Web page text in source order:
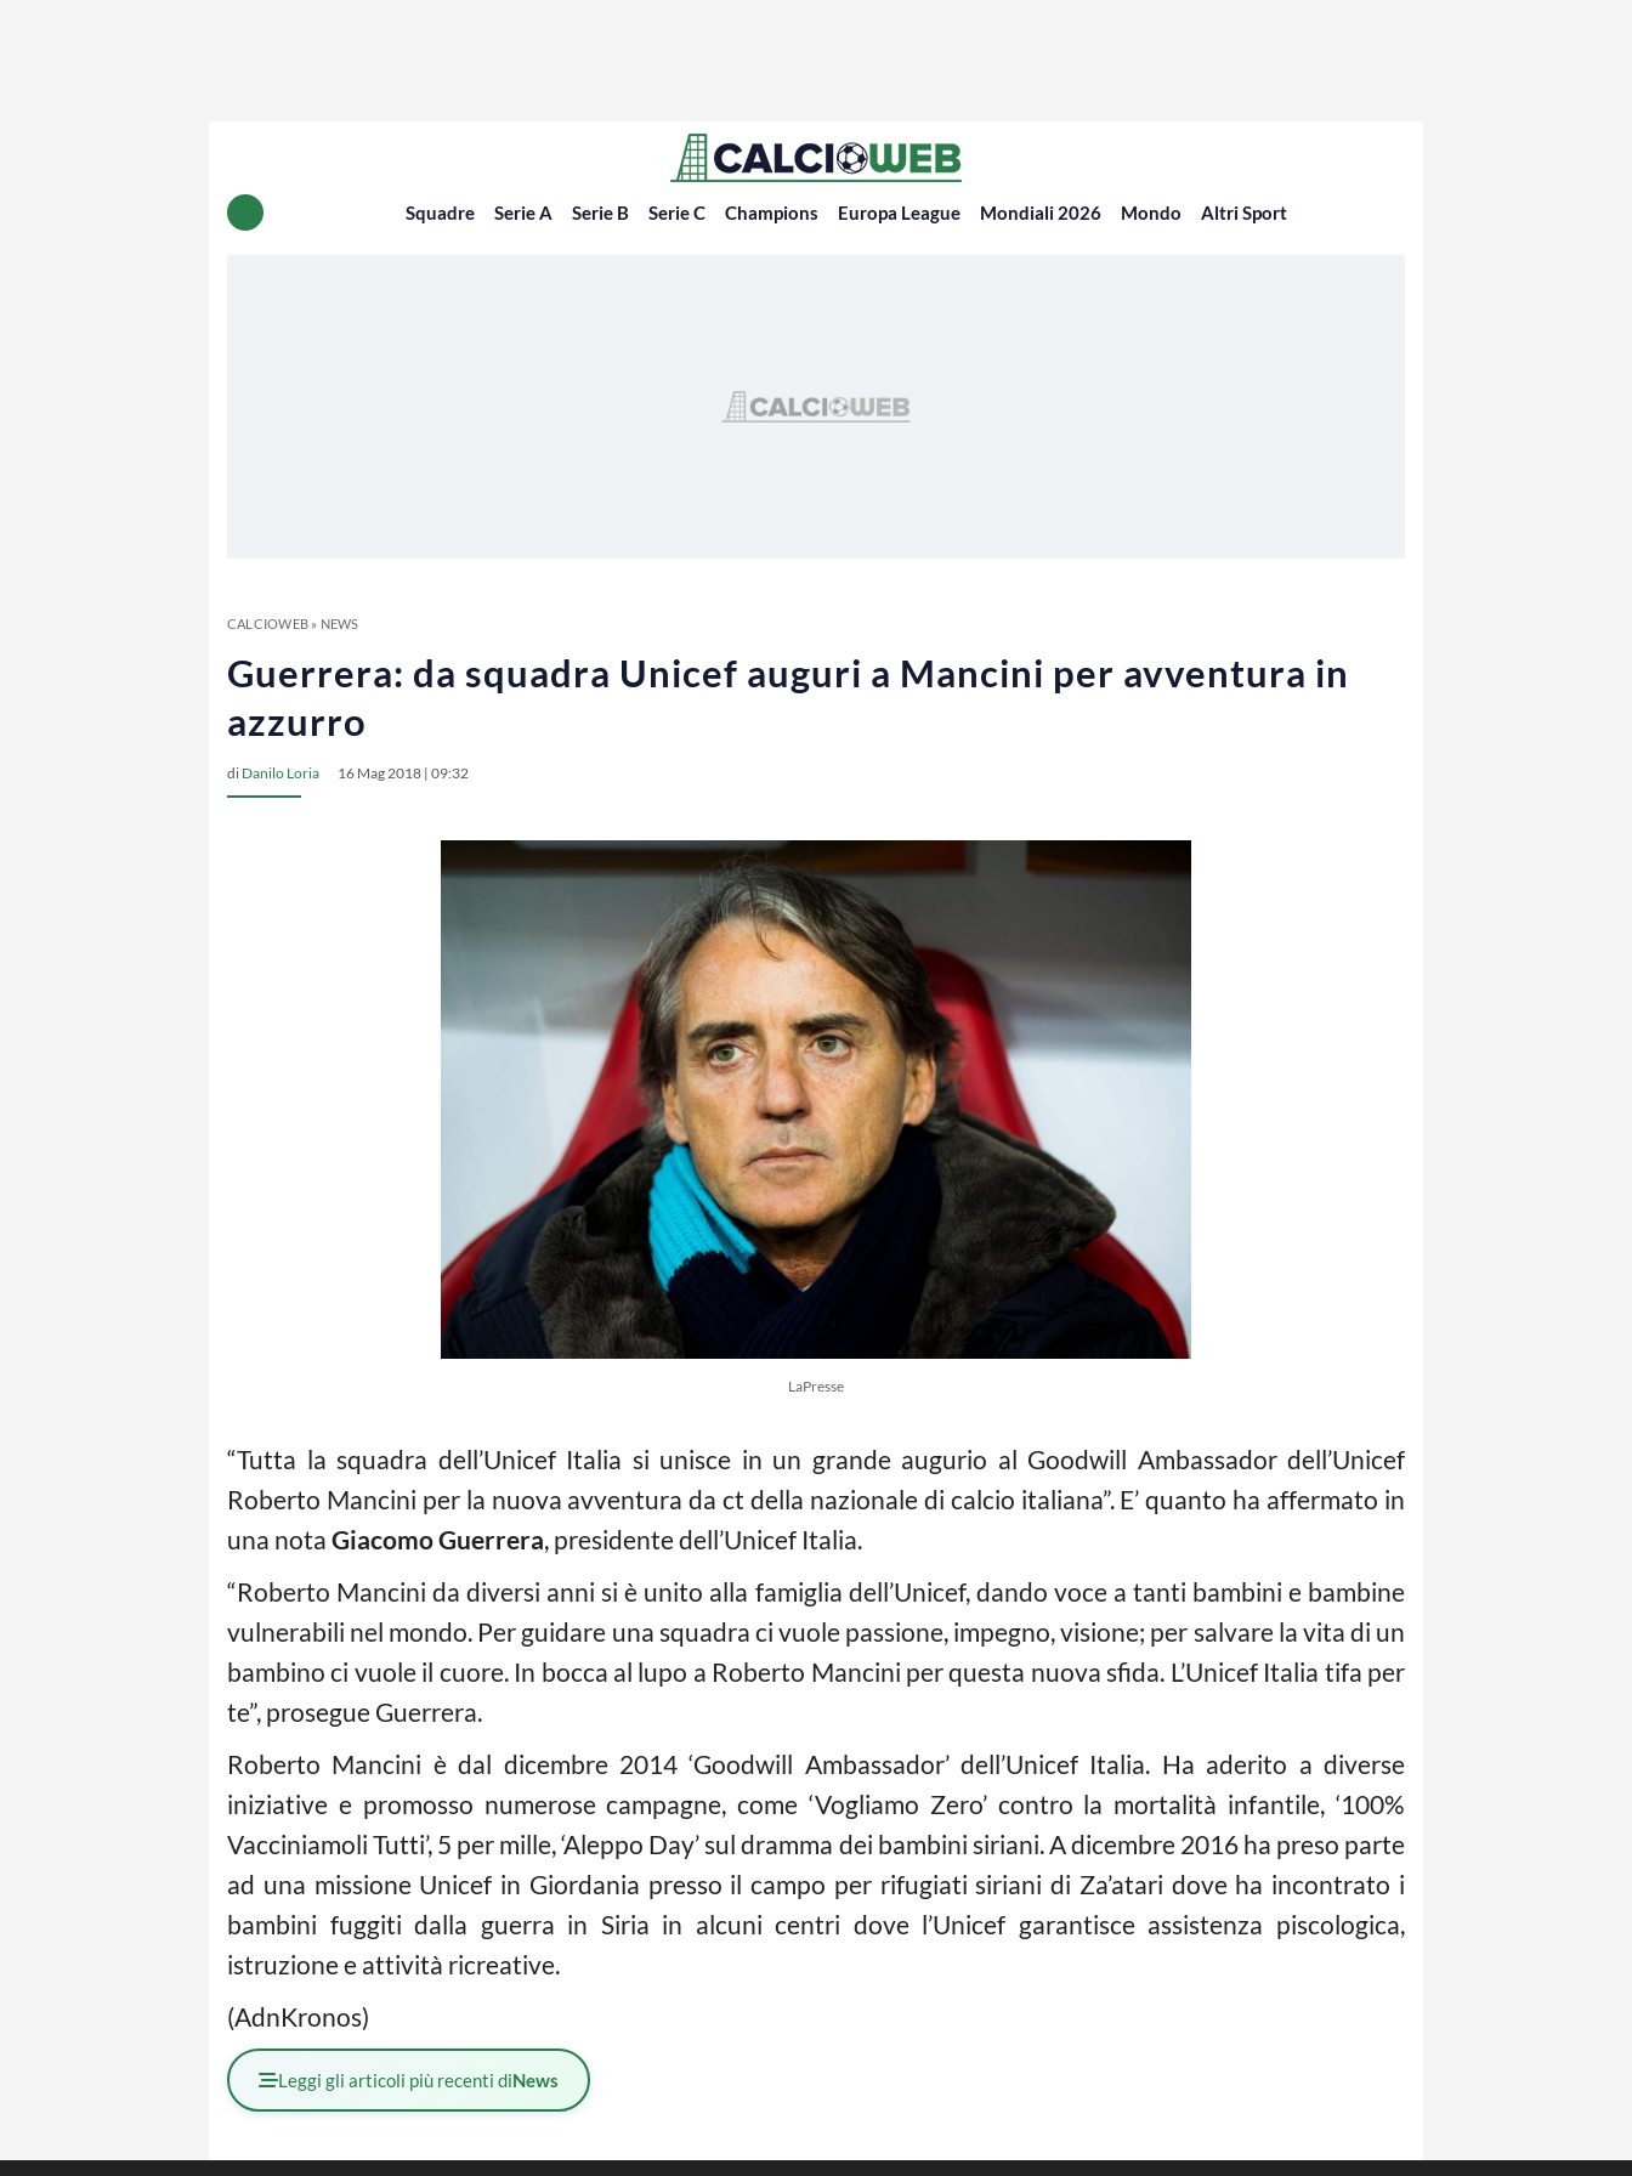
Squadre Serie A Serie B Serie C Champions Europa League Mondiali 2026 Mondo Altri Sport
CALCIOWEB» NEWS
Guerrera: da squadra Unicef auguri a Mancini per avventura in
azzurro
di Danilo Loria 16 Mag 2018 | 09:32
LaPresse
“Tutta la squadra dell’Unicef Italia si unisce in un grande augurio al Goodwill Ambassador dell’Unicef
Roberto Mancini per la nuova avventura da ct della nazionale di calcio italiana”. E’ quanto ha affermato in
una nota Giacomo Guerrera, presidente dell’Unicef Italia.
“Roberto Mancini da diversi anni si è unito alla famiglia dell’Unicef, dando voce a tanti bambini e bambine
vulnerabili nel mondo. Per guidare una squadra ci vuole passione, impegno, visione; per salvare la vita di un
bambino ci vuole il cuore. In bocca al lupo a Roberto Mancini per questa nuova sfida. L’Unicef Italia tifa per
te”, prosegue Guerrera.
Roberto Mancini è dal dicembre 2014 ‘Goodwill Ambassador’ dell’Unicef Italia. Ha aderito a diverse
iniziative e promosso numerose campagne, come ‘Vogliamo Zero’ contro la mortalità infantile, ‘100%
Vacciniamoli Tutti’, 5 per mille, ‘Aleppo Day’ sul dramma dei bambini siriani. A dicembre 2016 ha preso parte
ad una missione Unicef in Giordania presso il campo per rifugiati siriani di Za’atari dove ha incontrato i
bambini fuggiti dalla guerra in Siria in alcuni centri dove l’Unicef garantisce assistenza piscologica,
istruzione e attività ricreative.
(AdnKronos)
Leggi gli articoli più recenti diNews